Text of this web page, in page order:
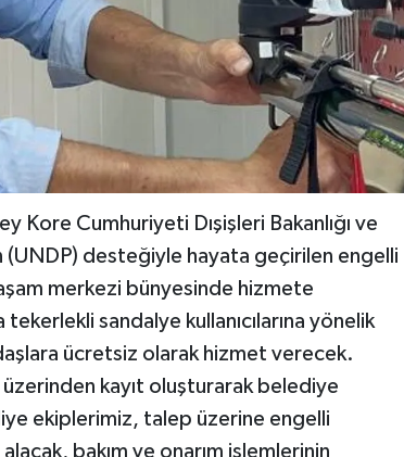
Kore Cumhuriyeti Dışişleri Bakanlığı ve
(UNDP) desteğiyle hayata geçirilen engelli
merkezi bünyesinde hizmete
tekerlekli sandalye kullanıcılarına yönelik
ücretsiz olarak hizmet verecek.
kayıt oluşturarak belediye
ekiplerimiz, talep üzerine engelli
bakım ve onarım işlemlerinin